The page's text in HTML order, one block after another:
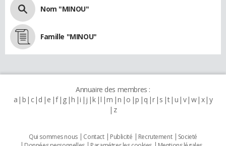
Nom "MINOU"
Famille "MINOU"
Annuaire des membres :
a b c d e f g h i j k l m n o p q r s t u v w x y
z
Qui sommes nous Contact Publicité Recrutement
Societé